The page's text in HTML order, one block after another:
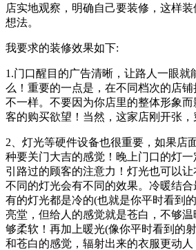
店实地观察，明确自己要装修，这样
想法。
我要求的装修效果如下:
1.门口醒目的广告清晰，让路人一眼就
么！重要的一点是，在不同档次的店
不一样。不要因为你店里的整体形象
客的购买欲望！当然，这家店刚开张，
2、灯光等硬件设备也很重要，如果店
种要关门大吉的感觉！晚上门口的灯
引路过的顾客的注意力！灯光也可以
不同的灯光会有不同的效果。冷暖结
有的灯光都是冷的(也就是你平时看到
亮堂，但给人的感觉就是苍白，不够
够柔软！再加上暖光(像你平时看到的
和苍白的感觉，辐射出来的衣服更动